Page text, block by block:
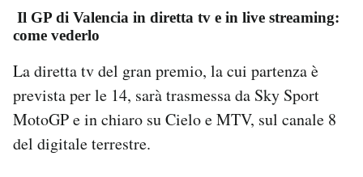
Il GP di Valencia in diretta tv e in live streaming:
come vederlo
La diretta tv del gran premio, la cui partenza è
prevista per le 14, sarà trasmessa da Sky Sport
MotoGP e in chiaro su Cielo e MTV, sul canale 8
del digitale terrestre.